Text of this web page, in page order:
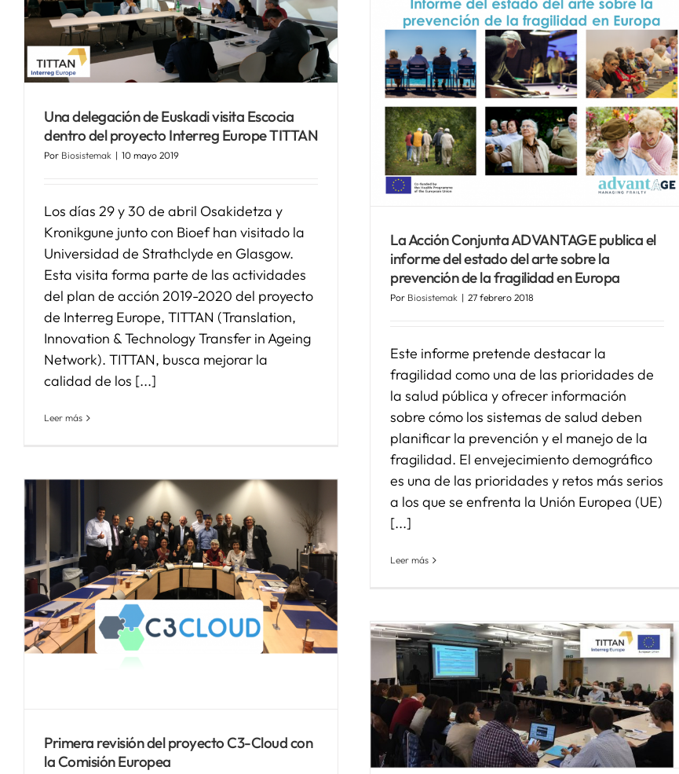
Una delegación de Euskadi visita Escocia
dentro del proyecto Interreg Europe TITTAN
Por Biosistemak | 10 mayo 2019
Los días 29 y 30 de abril Osakidetza y
Kronikgune junto con Bioef han visitado la
Universidad de Strathclyde en Glasgow.
Esta visita forma parte de las actividades
del plan de acción 2019-2020 del proyecto
de Interreg Europe, TITTAN (Translation,
Innovation & Technology Transfer in Ageing
Network). TITTAN, busca mejorar la
calidad de los [...]
Leer más
La Acción Conjunta
ADVANTAGE publica el
informe del estado del arte
sobre la prevención de la
fragilidad en Europa
La Acción Conjunta ADVANTAGE publica el
informe del estado del arte sobre la
prevención de la fragilidad en Europa
Por Biosistemak | 27 febrero 2018
Este informe pretende destacar la
fragilidad como una de las prioridades de
la salud pública y ofrecer información
sobre cómo los sistemas de salud deben
planificar la prevención y el manejo de la
fragilidad. El envejecimiento demográfico
es una de las prioridades y retos más serios
a los que se enfrenta la Unión Europea (UE)
[...]
Leer más
Osakidetza recibe el premio
Go Health Awards 2018 por
el proyecto Carewell
Noticias Biosistemak
Primera revisión del proyecto C3-Cloud con
la Comisión Europea
taller del marco evaluativo
MAST organizado en el
congreso eHealth Forum
2017
Noticias Biosistemak